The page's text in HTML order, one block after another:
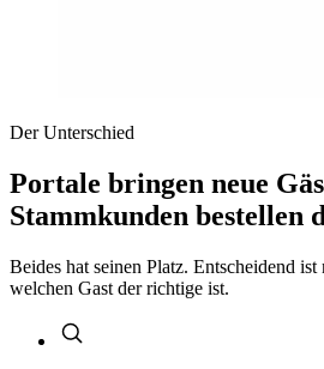
Der Unterschied
Portale bringen neue
Stammkunden bestellen
Beides hat seinen Platz. Entscheidend
welchen Gast der richtige ist.